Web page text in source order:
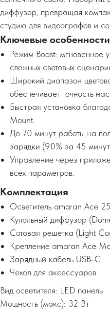
диффузор, превращая
студию для видеографов и
Ключевые особенности
Режим Boost: мгновенное
сложных световых
Широкий диапазон
обеспечивает точность
Быстрая установка
Mount.
До 70 минут работы на
зарядки (90% за 45
Управление через
всех параметров.
Комплектация
Осветитель amaran Ace
Купольный диффузор
Сотовая решетка (Light
Крепление amaran Ace
Зарядный кабель USB-C
Чехол для аксессуаров
Вид осветителя: LED панель
Мощность (макс): 32 Вт